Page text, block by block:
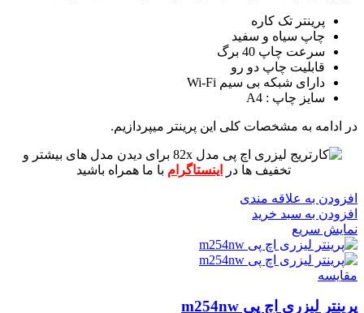
پرینتر تک کاره
چاپ سیاه و سفید
سرعت چاپ 40 برگ
قابلیت چاپ دو رو
دارای شبکه بی سیم Wi-Fi
سایز چاپ : A4
در ادامه به مشخصات کلی این پرینتر میپردازیم.
برای دیدن مدل های بیشتر و
تخفیف ها در
اینستاگرام با ما همراه باشید
افزودن به علاقه مندی
افزودن به سبد خرید
نمایش سریع
مقايسه
پرینتر لیزری اچ پی m254nw